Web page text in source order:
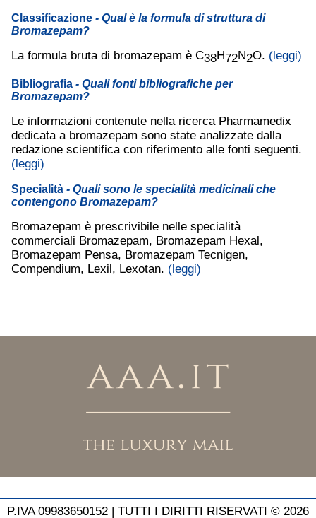
Classificazione - Qual è la formula di struttura di
Bromazepam?
La formula bruta di bromazepam è C38H72N2O. (leggi)
Bibliografia - Quali fonti bibliografiche per
Bromazepam?
Le informazioni contenute nella ricerca Pharmamedix
dedicata a bromazepam sono state analizzate dalla
redazione scientifica con riferimento alle fonti seguenti.
(leggi)
Specialità - Quali sono le specialità medicinali che
contengono Bromazepam?
Bromazepam è prescrivibile nelle specialità
commerciali Bromazepam, Bromazepam Hexal,
Bromazepam Pensa, Bromazepam Tecnigen,
Compendium, Lexil, Lexotan. (leggi)
P.IVA 09983650152 | TUTTI I DIRITTI RISERVATI © 2026